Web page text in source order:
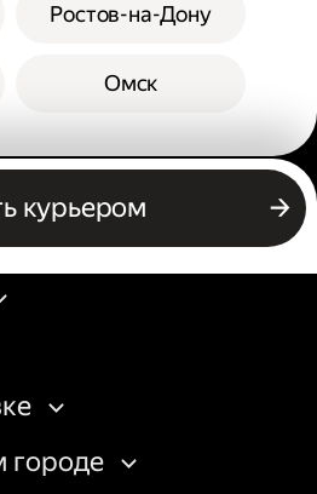
Ростов-на-Дону
Омск
курьером
Россия
городе